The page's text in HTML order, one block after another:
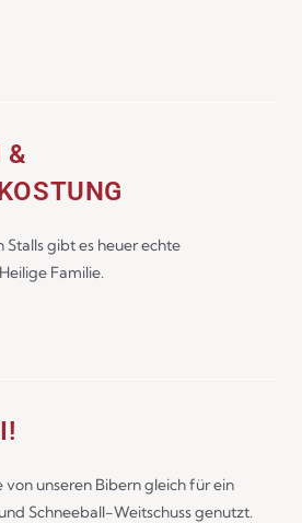
&
gibt es heuer echte
Familie.
von unseren Bibern gleich für ein
Schneeball-Weitschuss genutzt.